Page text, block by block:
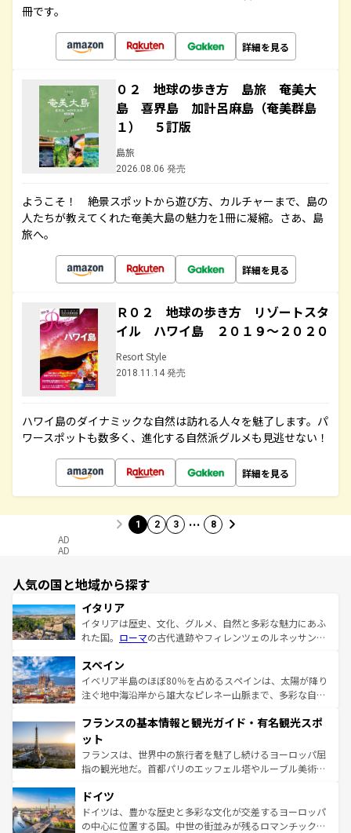
冊です。
詳細を見る
０２ 地球の歩き方 島旅 奄美大
島 喜界島 加計呂麻島（奄美群島
１） ５訂版
島旅
2026.08.06 発売
ようこそ！ 絶景スポットから遊び方、カルチャーまで、島の
人たちが教えてくれた奄美大島の魅力を1冊に凝縮。さあ、島
旅へ。
詳細を見る
Ｒ０２ 地球の歩き方 リゾートスタ
イル ハワイ島 ２０１９～２０２０
Resort Style
2018.11.14 発売
ハワイ島のダイナミックな自然は訪れる人々を魅了します。パ
ワースポットも数多く、進化する自然派グルメも見逃せない！
詳細を見る
1 2 3 … 8
AD
AD
人気の国と地域から探す
イタリア
イタリアは歴史、文化、グルメ、自然と多彩な魅力にあふ
れた国。 ローマの古代遺跡やフィレンツェのルネッサンス
ろん、トスカーナの美しい田園風景やアマルフィ海岸の絶
景など、自然景観も見逃せない。観光の合間には、本場の
ピザやパスタなど、絶品のイタリア料理を堪能することも
ませてくれるイタリアで、忘れられない旅をしてみよう！
なお、新着のイタリア情報は
しい。
スペイン
イベリア半島のほぼ80％を占めるスペインは、太陽が降り
注ぐ地中海沿岸から雄大なピレネー山脈まで、多彩な自然
文化が根付くこの国では、情熱的なフラメンコ、熱気あふ
れる闘牛、そして美味しいタパスが生活の一部となってい
る。首都マドリードの洗練された雰囲気や、バルセロナの
アートに溢れた街角から、地方では古代ローマ遺跡や中世
せる。地方によって風土や気候が異なるスペインはその個
性で訪れる人を魅了する。 なお、新着のスペイン情報は コ
ンテンツ一覧を参照してほしい。
フランスの基本情報と観光ガイド・有名観光スポ
ット
フランスは、世界中の旅行者を魅了し続けるヨーロッパ屈
指の観光地だ。首都パリのエッフェル塔やルーブル美術館
で、幅広い魅力が詰まっている。華麗な宮殿、歴史的な大
聖堂、美しいビーチ、そして豊かな自然が、訪れる者を心
から魅了する。また、フランスは美食の国としても知ら
ドイツ
ドイツは、豊かな歴史と多彩な文化が交差するヨーロッパ
の中心に位置する国。中世の街並みが残るロマンチック街